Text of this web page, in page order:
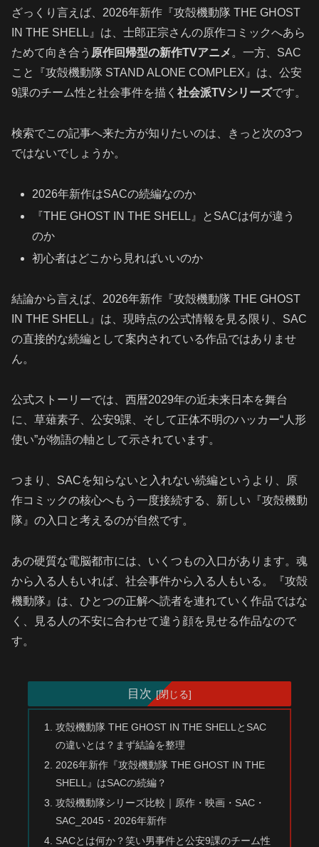
ざっくり言えば、2026年新作『攻殻機動隊 THE GHOST
IN THE SHELL』は、士郎正宗さんの原作コミックへあら
ためて向き合う 原作回帰型の新作TVアニメ。一方、SAC
こと『攻殻機動隊 STAND ALONE COMPLEX』は、公安
9課のチーム性と社会事件を描く 社会派TVシリーズです。
検索でこの記事へ来た方が知りたいのは、きっと次の3つ
ではないでしょうか。
2026年新作はSACの続編なのか
『THE GHOST IN THE SHELL』とSACは何が違う
のか
初心者はどこから見ればいいのか
結論から言えば、2026年新作『攻殻機動隊 THE GHOST
IN THE SHELL』は、現時点の公式情報を見る限り、SAC
の直接的な続編として案内されている作品ではありませ
ん。
公式ストーリーでは、西暦2029年の近未来日本を舞台
に、草薙素子、公安9課、そして正体不明のハッカー“人形
使い”が物語の軸として示されています。
つまり、SACを知らないと入れない続編というより、原
作コミックの核心へもう一度接続する、新しい『攻殻機動
隊』の入口と考えるのが自然です。
あの硬質な電脳都市には、いくつもの入口があります。魂
から入る人もいれば、社会事件から入る人もいる。『攻殻
機動隊』は、ひとつの正解へ読者を連れていく作品ではな
く、見る人の不安に合わせて違う顔を見せる作品なので
す。
目次
攻殻機動隊 THE GHOST IN THE SHELLとSAC
の違いとは？まず結論を整理
2026年新作『攻殻機動隊 THE GHOST IN THE
SHELL』はSACの続編？
攻殻機動隊シリーズ比較｜原作・映画・SAC・
SAC_2045・2026年新作
SACとは何か？笑い男事件と公安9課のチーム性